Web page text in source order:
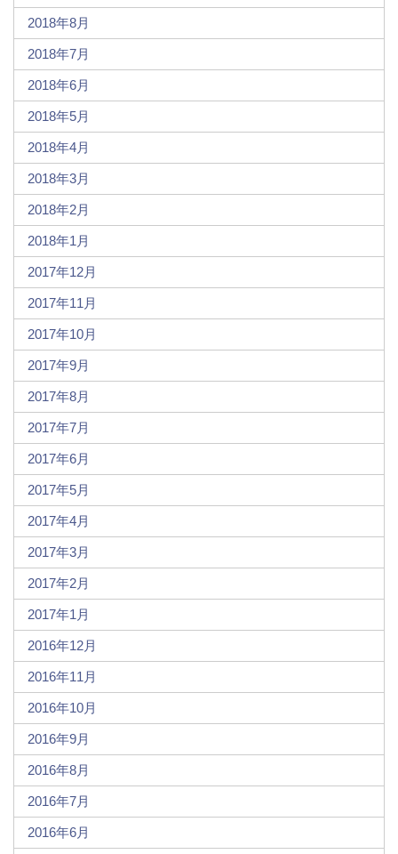
2018年8月
2018年7月
2018年6月
2018年5月
2018年4月
2018年3月
2018年2月
2018年1月
2017年12月
2017年11月
2017年10月
2017年9月
2017年8月
2017年7月
2017年6月
2017年5月
2017年4月
2017年3月
2017年2月
2017年1月
2016年12月
2016年11月
2016年10月
2016年9月
2016年8月
2016年7月
2016年6月